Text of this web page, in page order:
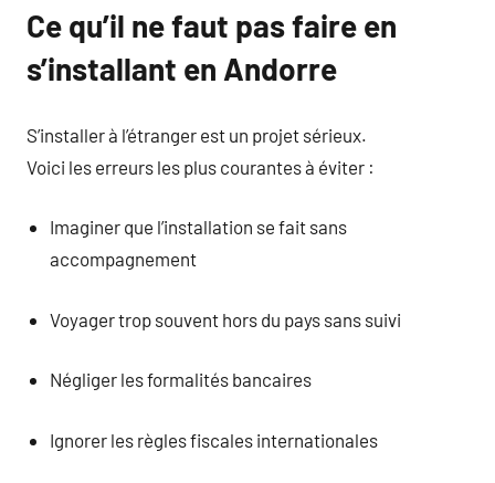
Ce qu’il ne faut pas faire en
s’installant en Andorre
S’installer à l’étranger est un projet sérieux.
Voici les erreurs les plus courantes à éviter :
Imaginer que l’installation se fait sans
accompagnement
Voyager trop souvent hors du pays sans suivi
Négliger les formalités bancaires
Ignorer les règles fiscales internationales